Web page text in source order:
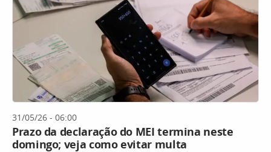
31/05/26 - 06:00
Prazo da declaração do MEI termina neste
domingo; veja como evitar multa